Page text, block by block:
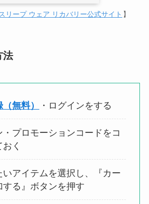
リープ ウェア リカバリー公式サイト 】
法
（無料） ・ログインをする
・プロモーションコードをコ
く
いアイテムを選択し、『カー
する』ボタンを押す